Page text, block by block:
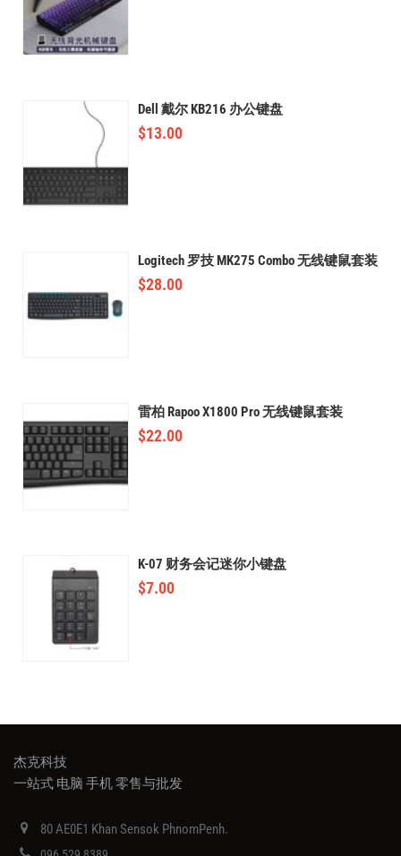
Dell 戴尔 KB216 办公键盘
$13.00
Logitech 罗技 MK275 Combo 无线键鼠套装
$28.00
雷柏 Rapoo X1800 Pro 无线键鼠套装
$22.00
K-07 财务会记迷你小键盘
$7.00
杰克科技
一站式 电脑 手机 零售与批发
80 AE0E1 Khan Sensok PhnomPenh.